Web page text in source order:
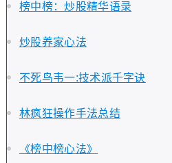
榜中榜：炒股精华语录
炒股养家心法
不死鸟韦一:技术派千字诀
林疯狂操作手法总结
《榜中榜心法》